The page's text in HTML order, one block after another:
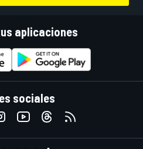
aplicaciones
sociales